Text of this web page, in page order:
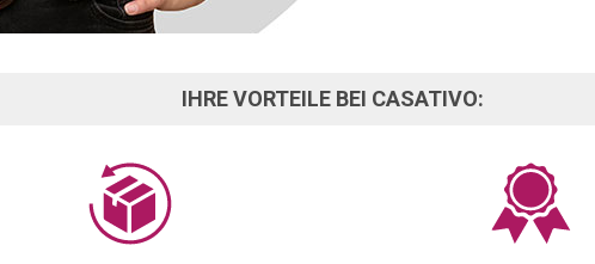
IHRE VORTEILE BEI CASATIVO: